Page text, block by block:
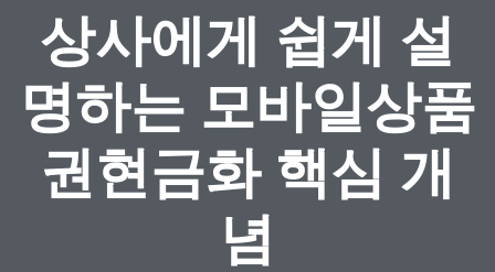
상사에게 쉽게 설
명하는 모바일상품
권현금화 핵심 개
념